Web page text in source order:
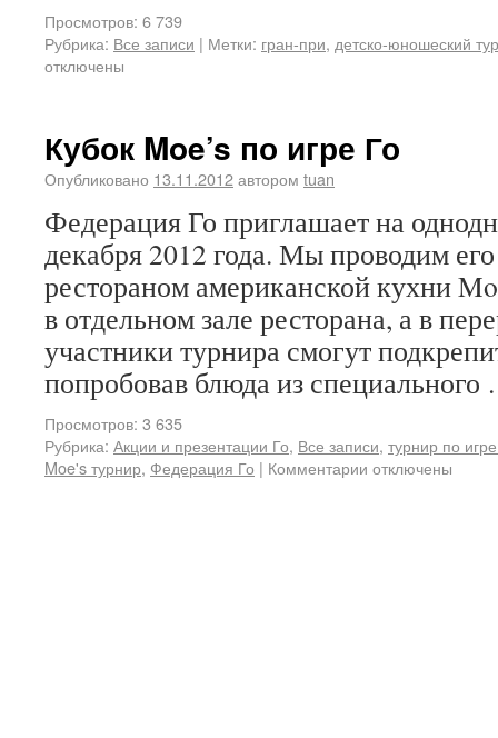
Просмотров: 6 739
Рубрика: Все записи | Метки: гран-при, детско-юношеский
отключены
Кубок Moe’s по игре Го
Опубликовано 13.11.2012автором tuan
Федерация Го приглашает на
декабря 2012 года. Мы проводим
рестораном американской кухни
в отдельном зале ресторана, а в
участники турнира смогут
попробовав блюда из
Просмотров: 3 635
Рубрика: Акции и презентации Го, Все записи, турнир по
Moe's турнир, Федерация Го | Комментарии отключены